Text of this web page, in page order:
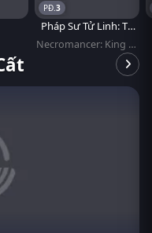
3
Pháp Sư Tử Linh: Ta
Chính Là Thiên Tai
Necromancer: King of